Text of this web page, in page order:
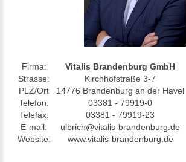
Firma:
Vitalis Brandenburg GmbH
Strasse:
Kirchhofstraße 3-7
PLZ/Ort
14776 Brandenburg an der Havel
Telefon:
03381 - 79919-0
Telefax:
03381 - 79919-23
E-mail:
ulbrich@vitalis-brandenburg.de
Website:
www.vitalis-brandenburg.de